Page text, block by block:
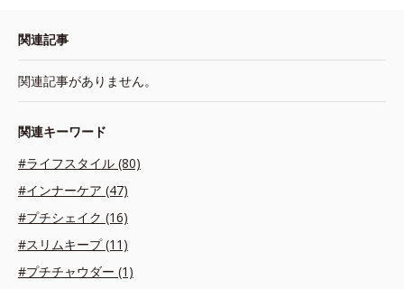
関連記事
関連記事がありません。
関連キーワード
#ライフスタイル (80)
#インナーケア (47)
#プチシェイク (16)
#スリムキープ (11)
#プチチャウダー (1)